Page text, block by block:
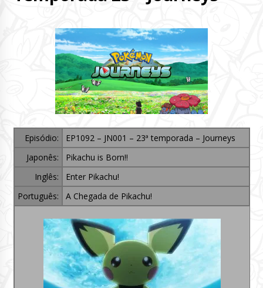
Episódio:
EP1092 – JN001 – 23ª temporada – Journeys
Japonês:
Pikachu is Born!!
Inglês:
Enter Pikachu!
Português:
A Chegada de Pikachu!